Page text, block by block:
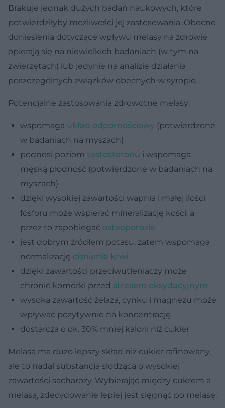
Brakuje jednak dużych badań naukowych, które
potwierdziłyby możliwości jej zastosowania. Obecne
doniesienia dotyczące wpływu melasy na zdrowie
opierają się na niewielkich badaniach (w tym na
zwierzętach) lub jedynie na analizie działania
poszczególnych związków obecnych w syropie.
Potencjalne zastosowania zdrowotne melasy:
wspomaga układ odpornościowy (potwierdzone
w badaniach na myszach)
podnosi poziom testosteronu i wspomaga
męską płodność (potwierdzone w badaniach na
myszach)
dzięki wysokiej zawartości wapnia i małej ilości
fosforu może wspierać mineralizację kości, a
przez to zapobiegać osteoporozie
jest dobrym źródłem potasu, zatem wspomaga
normalizację ciśnienia krwi
dzięki zawartości przeciwutleniaczy może
chronić komórki przed stresem oksydacyjnym
wysoka zawartość żelaza, cynku i magnezu może
wpływać pozytywnie na koncentrację
dostarcza o ok. 30% mniej kalorii niż cukier
Melasa ma dużo lepszy skład niż cukier rafinowany,
ale to nadal substancja słodząca o wysokiej
zawartości sacharozy. Wybierając między cukrem a
melasą, zdecydowanie lepiej jest sięgnąć po melasę.